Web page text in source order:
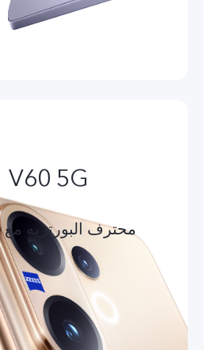
V60 5G
محترف البورتريه مع ZEISS